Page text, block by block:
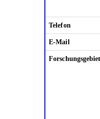
Telefon
E-Mail